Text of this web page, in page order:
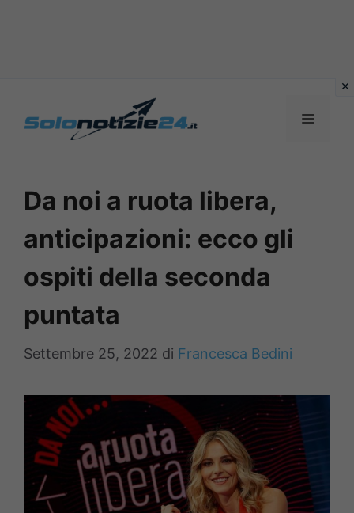
MENU
Da noi a ruota libera,
anticipazioni: ecco gli
ospiti della seconda
puntata
Settembre 25, 2022 di Francesca Bedini